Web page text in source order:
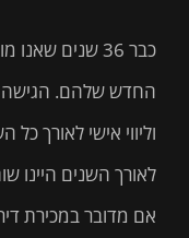
כבר 36 שנים
החדש שלהם. הגישה
וליווי אישי לאורך
לאורך השנים היינו
אם מדובר במכירת